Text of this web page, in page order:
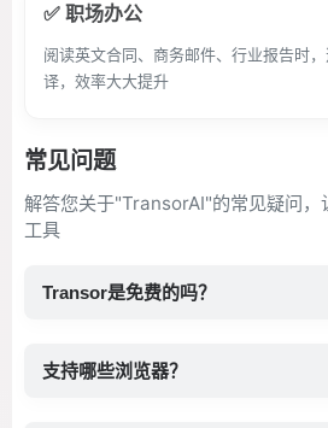
✅ 职场办公
阅读英文合同、商务邮件、行业报告时
译，效率大大提升
常见问题
解答您关于"TransorAI"的常见疑问，
工具
Transor是免费的吗？
支持哪些浏览器？